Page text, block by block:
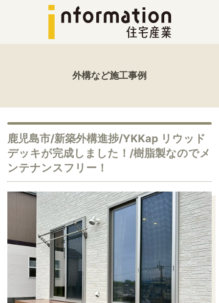
外構など施工事例
鹿児島市/新築外構進捗/YKKap リウッド
デッキが完成しました！/樹脂製なのでメ
ンテナンスフリー！